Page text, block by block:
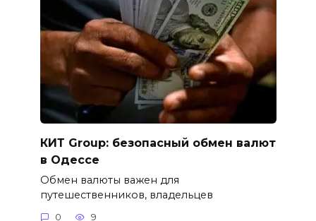
КИТ Group: безопасный обмен валют
в Одессе
Обмен валюты важен для
путешественников, владельцев
0 9